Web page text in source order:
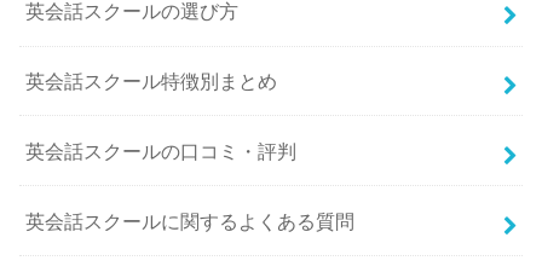
英会話スクールの選び方
英会話スクール特徴別まとめ
英会話スクールの口コミ・評判
英会話スクールに関するよくある質問